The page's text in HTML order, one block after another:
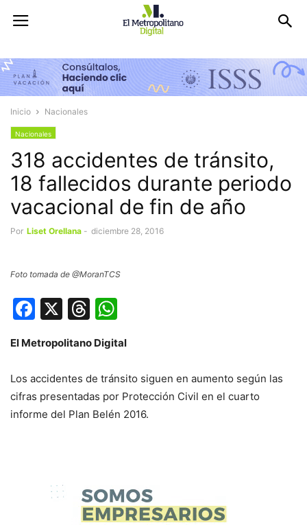
Inicio Nacionales
Nacionales
318 accidentes de tránsito,
18 fallecidos durante periodo
vacacional de fin de año
Por Liset Orellana - diciembre 28, 2016
Foto tomada de @MoranTCS
Facebook
X Threads
El Metropolitano Digital
Los accidentes de tránsito siguen en aumento según las
cifras presentadas por Protección Civil en el cuarto
informe del Plan Belén 2016.